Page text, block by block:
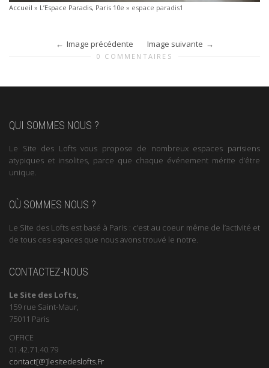
Accueil » L’Espace Paradis, Paris 10e » espace paradis1
Image précédente Image suivante
0 COMMENTAIRES
QUI SOMMES NOUS ?
Le Site des Lofts vous propose de nombreux espaces parisiens
atypiques et insolites, parce que chaque événement mérite d’être
unique.
OÙ SOMMES NOUS ?
Le Site des Lofts est basé à Paris : c’est au coeur même de l’activité et
de tous ces espaces que nous avons trouvé le notre.
CONTACTEZ-NOUS
Le Site des Lofts,
159 rue Saint-Maur,
75011 Paris
OFFICE
01.42.71.40.79
contact[@]lesitedeslofts.Fr